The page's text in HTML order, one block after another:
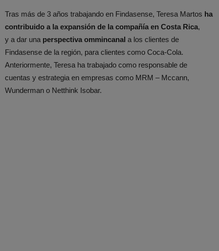
Tras más de 3 años trabajando en Findasense, Teresa Martos ha
contribuido a la expansión de la compañía en Costa Rica,
y a dar una perspectiva ommincanal a los clientes de
Findasense de la región, para clientes como Coca-Cola.
Anteriormente, Teresa ha trabajado como responsable de
cuentas y estrategia en empresas como MRM – Mccann,
Wunderman o Netthink Isobar.